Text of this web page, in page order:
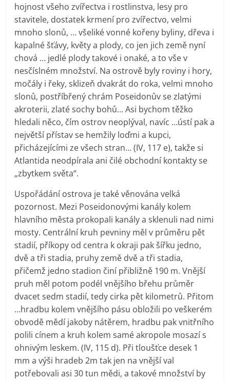
hojnost všeho zvířectva i rostlinstva, lesy pro
stavitele, dostatek krmení pro zvířectvo, velmi
mnoho slonů, … všeliké vonné kořeny byliny, dřeva i
kapalné šťávy, květy a plody, co jen jich země nyní
chová … jedlé plody takové i onaké, a to vše v
nesčíslném množství. Na ostrově byly roviny i hory,
močály i řeky, sklizeň dvakrát do roka, velmi mnoho
slonů, postříbřený chrám Poseidonův se zlatými
akroterii, zlaté sochy bohů… Asi bychom těžko
hledali něco, čím ostrov neoplýval, navíc …ústí pak a
největší přístav se hemžily loďmi a kupci,
přicházejícími ze všech stran… (IV, 117 e), takže si
Atlantida neodpírala ani čilé obchodní kontakty se
„zbytkem světa“.
Uspořádání ostrova je také věnována velká
pozornost. Mezi Poseidonovými kanály kolem
hlavního města prokopali kanály a sklenuli nad nimi
mosty. Centrální kruh pevniny měl v průměru pět
stadií, příkopy od centra k okraji pak šířku jedno,
dvě a tři stadia, pruhy země dvě a tři stadia,
přičemž jedno stadion činí přibližně 190 m. Vnější
pruh měl potom podél vnějšího břehu průměr
dvacet sedm stadií, tedy cirka pět kilometrů. Přitom
…hradbu kolem vnějšího pásu obložili po veškerém
obvodě mědí jakoby nátěrem, hradbu pak vnitřního
polili cínem a kruh kolem samé akropole mosazí s
ohnivým leskem. (IV, 115 d). Při tloušťce desek 1
mm a výši hradeb 2m tak jen na vnější val
potřebovali asi 30 tun mědi, a takové množství by